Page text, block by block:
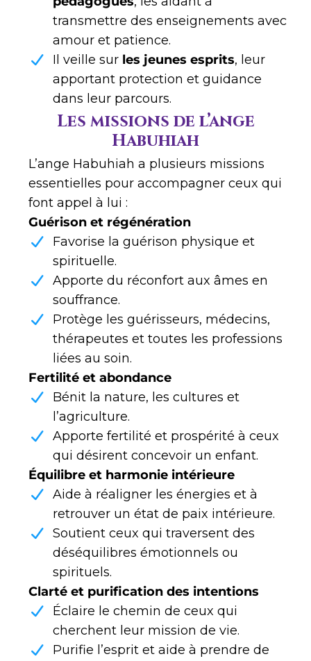
transmettre des enseignements avec
amour et patience.
Il veille sur les jeunes esprits, leur
apportant protection et guidance
dans leur parcours.
Les missions de l’ange
Habuhiah
L’ange Habuhiah a plusieurs missions
essentielles pour accompagner ceux qui
font appel à lui :
Guérison et régénération
Favorise la guérison physique et
spirituelle.
Apporte du réconfort aux âmes en
souffrance.
Protège les guérisseurs, médecins,
thérapeutes et toutes les professions
liées au soin.
Fertilité et abondance
Bénit la nature, les cultures et
l’agriculture.
Apporte fertilité et prospérité à ceux
qui désirent concevoir un enfant.
Équilibre et harmonie intérieure
Aide à réaligner les énergies et à
retrouver un état de paix intérieure.
Soutient ceux qui traversent des
déséquilibres émotionnels ou
spirituels.
Clarté et purification des intentions
Éclaire le chemin de ceux qui
cherchent leur mission de vie.
Purifie l’esprit et aide à prendre de